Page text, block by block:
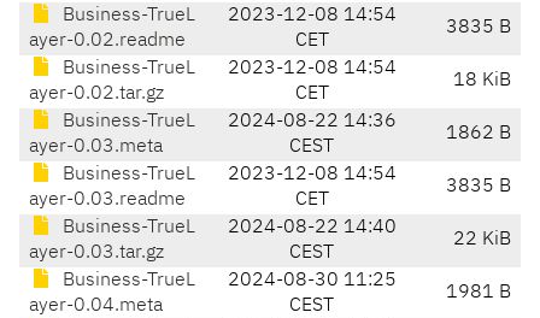
Business-TrueL
ayer-0.02.readme
2023-12-08 14:54
CET
3835 B
Business-TrueL
ayer-0.02.tar.gz
2023-12-08 14:54
CET
18 KiB
Business-TrueL
ayer-0.03.meta
2024-08-22 14:36
CEST
1862 B
Business-TrueL
ayer-0.03.readme
2023-12-08 14:54
CET
3835 B
Business-TrueL
ayer-0.03.tar.gz
2024-08-22 14:40
CEST
22 KiB
Business-TrueL
ayer-0.04.meta
2024-08-30 11:25
CEST
1981 B